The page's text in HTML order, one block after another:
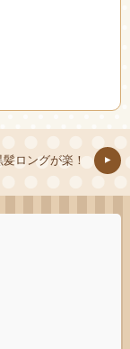
ロングが楽！